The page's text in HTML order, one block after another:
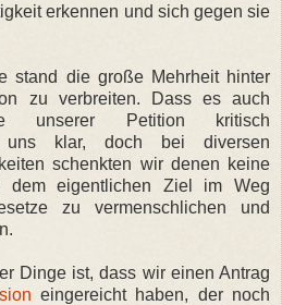
erkennen und sich gegen sie
stand die große Mehrheit hinter
zu verbreiten. Dass es auch
unserer Petition kritisch
uns klar, doch bei diversen
schenkten wir denen keine
dem eigentlichen Ziel im Weg
zu vermenschlichen und
Dinge ist, dass wir einen Antrag
eingereicht haben, der noch